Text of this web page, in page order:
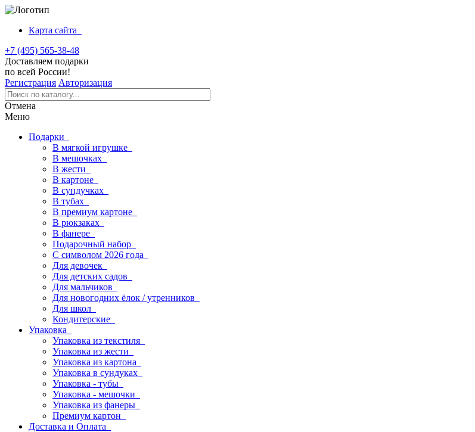
Карта сайта
+7 (495) 565-38-48
Доставляем подарки
по всей России!
Регистрация Авторизация
Отмена
Меню
Подарки
В мягкой игрушке
В мешочках
В жести
В картоне
В сундучках
В тубах
В премиум картоне
В рюкзаках
В фанере
Подарочный набор
С символом 2026 года
Для девочек
Для детских садов
Для мальчиков
Для новогодних ёлок / утренников
Для школ
Кондитерские
Упаковка
Упаковка из текстиля
Упаковка из жести
Упаковка из картона
Упаковка в сундуках
Упаковка - тубы
Упаковка - мешочки
Упаковка из фанеры
Премиум картон
Доставка и Оплата